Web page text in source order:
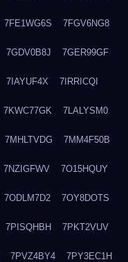
7FE1WG6S 7FGV6NG8
7GDV0B8J 7GER99GF
7IAYUF4X 7IRRICQI
7KWC77GK 7LALYSM0
7MHLTVDG 7MM4F50B
7NZIGFWV 7O15HQUY
7ODLM7D2 7OY8DOTS
7PISQHBH 7PKT2VUV
7PVZ4BY4 7PY3EC1H